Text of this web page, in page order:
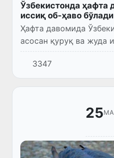
Ўзбекистонда ҳафта
иссиқ об-ҳаво бўлади
Ҳафта давомида
асосан қуруқ ва жуда
давом этади.
3347
25